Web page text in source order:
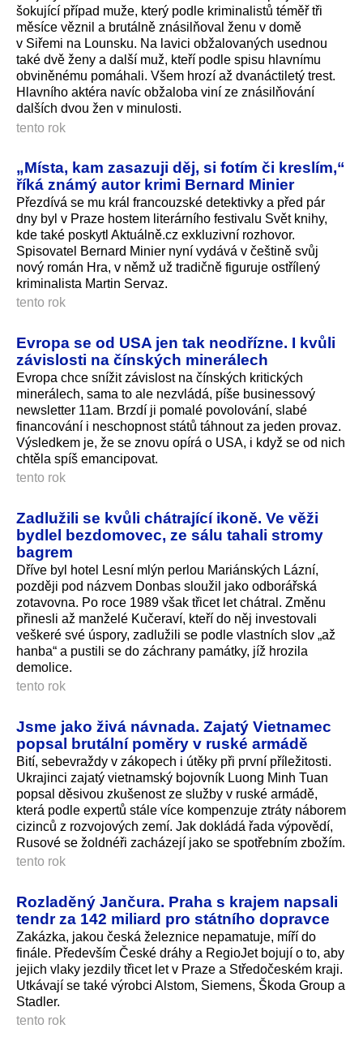
šokující případ muže, který podle kriminalistů téměř tři
měsíce věznil a brutálně znásilňoval ženu v domě
v Siřemi na Lounsku. Na lavici obžalovaných usednou
také dvě ženy a další muž, kteří podle spisu hlavnímu
obviněnému pomáhali. Všem hrozí až dvanáctiletý trest.
Hlavního aktéra navíc obžaloba viní ze znásilňování
dalších dvou žen v minulosti.
tento rok
„Místa, kam zasazuji děj, si fotím či kreslím,“
říká známý autor krimi Bernard Minier
Přezdívá se mu král francouzské detektivky a před pár
dny byl v Praze hostem literárního festivalu Svět knihy,
kde také poskytl Aktuálně.cz exkluzivní rozhovor.
Spisovatel Bernard Minier nyní vydává v češtině svůj
nový román Hra, v němž už tradičně figuruje ostřílený
kriminalista Martin Servaz.
tento rok
Evropa se od USA jen tak neodřízne. I kvůli
závislosti na čínských minerálech
Evropa chce snížit závislost na čínských kritických
minerálech, sama to ale nezvládá, píše businessový
newsletter 11am. Brzdí ji pomalé povolování, slabé
financování i neschopnost států táhnout za jeden provaz.
Výsledkem je, že se znovu opírá o USA, i když se od nich
chtěla spíš emancipovat.
tento rok
Zadlužili se kvůli chátrající ikoně. Ve věži
bydlel bezdomovec, ze sálu tahali stromy
bagrem
Dříve byl hotel Lesní mlýn perlou Mariánských Lázní,
později pod názvem Donbas sloužil jako odborářská
zotavovna. Po roce 1989 však třicet let chátral. Změnu
přinesli až manželé Kučeraví, kteří do něj investovali
veškeré své úspory, zadlužili se podle vlastních slov „až
hanba“ a pustili se do záchrany památky, jíž hrozila
demolice.
tento rok
Jsme jako živá návnada. Zajatý Vietnamec
popsal brutální poměry v ruské armádě
Bití, sebevraždy v zákopech i útěky při první příležitosti.
Ukrajinci zajatý vietnamský bojovník Luong Minh Tuan
popsal děsivou zkušenost ze služby v ruské armádě,
která podle expertů stále více kompenzuje ztráty náborem
cizinců z rozvojových zemí. Jak dokládá řada výpovědí,
Rusové se žoldnéři zacházejí jako se spotřebním zbožím.
tento rok
Rozladěný Jančura. Praha s krajem napsali
tendr za 142 miliard pro státního dopravce
Zakázka, jakou česká železnice nepamatuje, míří do
finále. Především České dráhy a RegioJet bojují o to, aby
jejich vlaky jezdily třicet let v Praze a Středočeském kraji.
Utkávají se také výrobci Alstom, Siemens, Škoda Group a
Stadler.
tento rok